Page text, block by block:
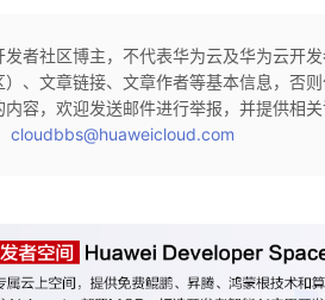
发者社区博主，不代表华为云及华为云开
、文章链接、文章作者等基本信息，否
容，欢迎发送邮件进行举报，并提供相
cloudbbs@huaweicloud.com